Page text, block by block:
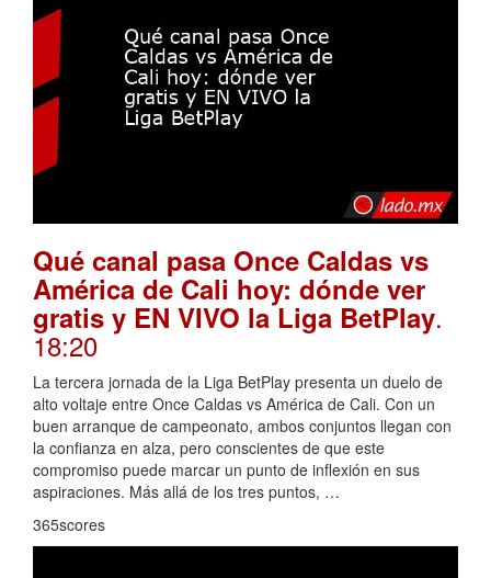
Qué canal pasa Once Caldas vs
América de Cali hoy: dónde ver
gratis y EN VIVO la Liga BetPlay.
18:20
La tercera jornada de la Liga BetPlay presenta un duelo de
alto voltaje entre Once Caldas vs América de Cali. Con un
buen arranque de campeonato, ambos conjuntos llegan con
la confianza en alza, pero conscientes de que este
compromiso puede marcar un punto de inflexión en sus
aspiraciones. Más allá de los tres puntos, …
365scores